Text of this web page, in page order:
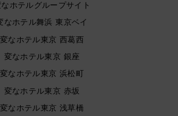
ホテルグループサイト
なホテル舞浜 東京ベイ
変なホテル東京 西葛西
変なホテル東京 銀座
変なホテル東京 浜松町
変なホテル東京 赤坂
変なホテル東京 浅草橋